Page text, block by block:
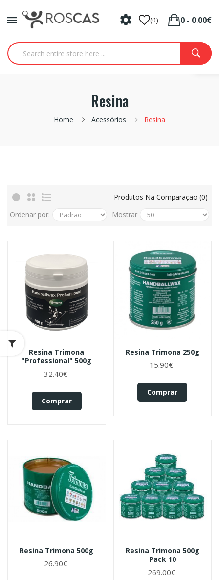
(0) 0 - 0.00€
Resina
Home Acessórios Resina
Produtos Na Comparação (0)
Ordenar por:
Mostrar
Resina Trimona
"Professional" 500g
32.40€
Comprar
Resina Trimona 250g
15.90€
Comprar
Resina Trimona 500g
26.90€
Resina Trimona 500g
Pack 10
269.00€